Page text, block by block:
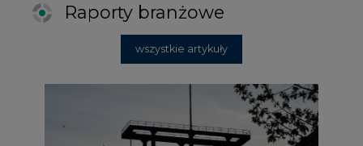
Raporty branżowe
wszystkie artykuły